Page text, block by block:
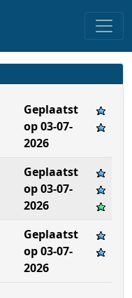
Geplaatst
op 03-07-
2026
Geplaatst
op 03-07-
2026
Geplaatst
op 03-07-
2026